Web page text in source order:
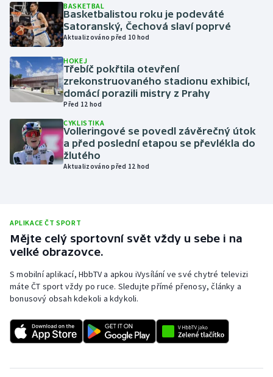
Moderní pětiboj
Motorsport
Olympijské hry
Parasport
Plavání
Plážový volejbal
Rychlobruslení
Rychlostní kanoistika
Short track
Sportovní střelba
Stolní tenis
BASKETBAL
Basketbalistou roku je podeváté
Satoranský, Čechová slaví poprvé
Aktualizováno před 10 hod
HOKEJ
Třebíč pokřtila otevření
zrekonstruovaného stadionu exhibicí,
domácí porazili mistry z Prahy
Před 12 hod
CYKLISTIKA
Volleringové se povedl závěrečný útok
a před poslední etapou se převlékla do
žlutého
Aktualizováno před 12 hod
APLIKACE ČT SPORT
Mějte celý sportovní svět vždy u sebe i na
velké obrazovce.
S mobilní aplikací, HbbTV a apkou iVysílání ve své chytré televizi
máte ČT sport vždy po ruce. Sledujte přímé přenosy, články a
bonusový obsah kdekoli a kdykoli.